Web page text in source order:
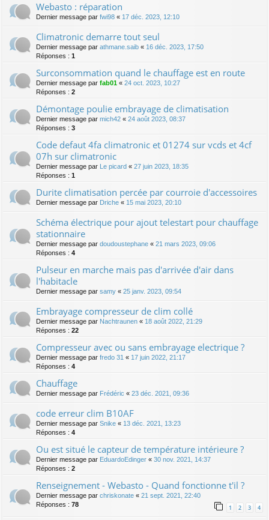
Webasto : réparation
Dernier message par fwi98 « 17 déc. 2023, 12:10
Climatronic demarre tout seul
Dernier message par athmane.saib « 16 déc. 2023, 17:50
Réponses : 1
Surconsommation quand le chauffage est en route
Dernier message par fab01 « 24 oct. 2023, 10:27
Réponses : 2
Démontage poulie embrayage de climatisation
Dernier message par mich42 « 24 août 2023, 08:37
Réponses : 3
Code defaut 4fa climatronic et 01274 sur vcds et 4cf
07h sur climatronic
Dernier message par Le picard « 27 juin 2023, 18:35
Réponses : 1
Durite climatisation percée par courroie d'accessoires
Dernier message par Driche « 15 mai 2023, 20:10
Schéma électrique pour ajout telestart pour chauffage
stationnaire
Dernier message par doudoustephane « 21 mars 2023, 09:06
Réponses : 4
Pulseur en marche mais pas d'arrivée d'air dans
l'habitacle
Dernier message par samy « 25 janv. 2023, 09:54
Embrayage compresseur de clim collé
Dernier message par Nachtraunen « 18 août 2022, 21:29
Réponses : 22
Compresseur avec ou sans embrayage electrique ?
Dernier message par fredo 31 « 17 juin 2022, 21:17
Réponses : 4
Chauffage
Dernier message par Frédéric « 23 déc. 2021, 09:36
code erreur clim B10AF
Dernier message par Snike « 13 déc. 2021, 13:23
Réponses : 4
Ou est situé le capteur de température intérieure ?
Dernier message par EduardoEdinger « 30 nov. 2021, 14:37
Réponses : 2
Renseignement - Webasto - Quand fonctionne t'il ?
Dernier message par chriskonate « 21 sept. 2021, 22:40
Réponses : 78 1 2 3 4